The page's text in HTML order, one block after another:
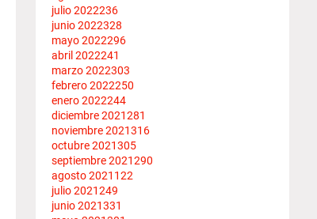
julio 2022236
junio 2022328
mayo 2022296
abril 2022241
marzo 2022303
febrero 2022250
enero 2022244
diciembre 2021281
noviembre 2021316
octubre 2021305
septiembre 2021290
agosto 2021 122
julio 2021249
junio 2021331